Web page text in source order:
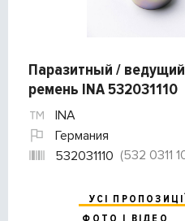
Паразитный /
ремень INA 532031110
INA
Германия
532031110 (532 0311
УСІ
ФОТО І ВІДЕО